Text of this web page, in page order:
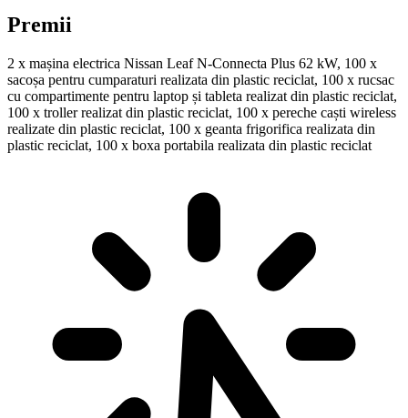
Premii
2 x mașina electrica Nissan Leaf N-Connecta Plus 62 kW, 100 x
sacoșa pentru cumparaturi realizata din plastic reciclat, 100 x rucsac
cu compartimente pentru laptop și tableta realizat din plastic reciclat,
100 x troller realizat din plastic reciclat, 100 x pereche caști wireless
realizate din plastic reciclat, 100 x geanta frigorifica realizata din
plastic reciclat, 100 x boxa portabila realizata din plastic reciclat